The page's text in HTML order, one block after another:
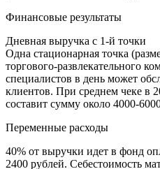
Финансовые результаты
Дневная выручка с 1-й точки
Одна стационарная точка
торгового-развлекательного
специалистов в день может
клиентов. При среднем чеке в
составит сумму около 4000-
Переменные расходы
40% от выручки идет в фонд
2400 рублей. Себестоимость